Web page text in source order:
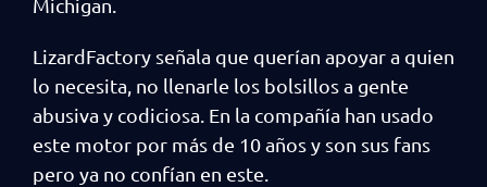
Michigan.
LizardFactory señala que querían apoyar a quien
lo necesita, no llenarle los bolsillos a gente
abusiva y codiciosa. En la compañía han usado
este motor por más de 10 años y son sus fans
pero ya no confían en este.